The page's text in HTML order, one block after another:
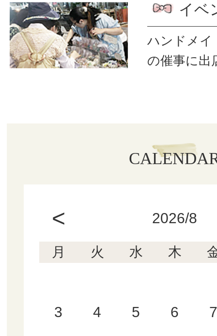
イベ
ハンドメイ
の催事に出
< 2026/8
月 火 水 木
3 4 5 6 7